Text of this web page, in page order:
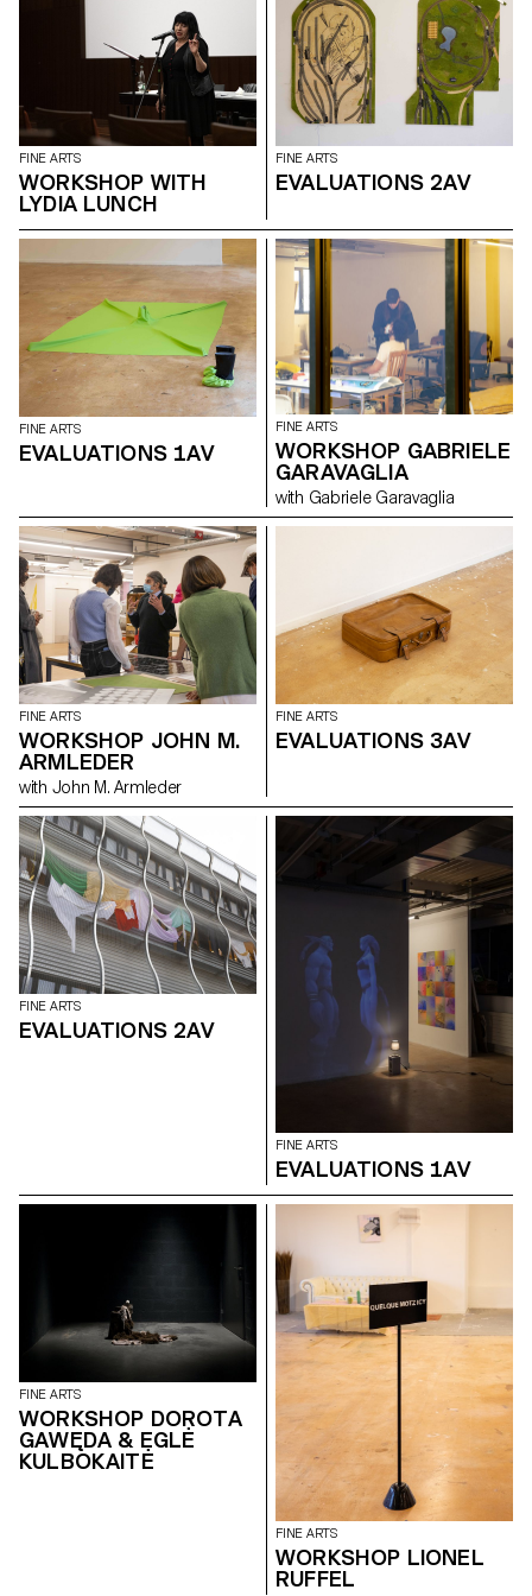
FINE ARTS
WORKSHOP WITH
LYDIA LUNCH
FINE ARTS
EVALUATIONS 2AV
FINE ARTS
EVALUATIONS 1AV
FINE ARTS
WORKSHOP GABRIELE
GARAVAGLIA
with Gabriele Garavaglia
FINE ARTS
WORKSHOP JOHN M.
ARMLEDER
with John M. Armleder
FINE ARTS
EVALUATIONS 3AV
FINE ARTS
EVALUATIONS 2AV
FINE ARTS
EVALUATIONS 1AV
FINE ARTS
WORKSHOP DOROTA
GAWĘDA & EGLĖ
KULBOKAITĖ
FINE ARTS
WORKSHOP LIONEL
RUFFEL